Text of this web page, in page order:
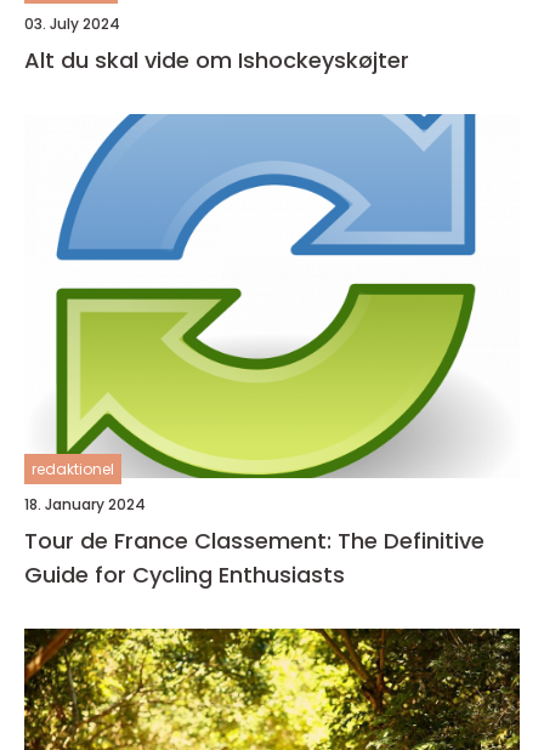
03. July 2024
Alt du skal vide om Ishockeyskøjter
redaktionel
18. January 2024
Tour de France Classement: The Definitive
Guide for Cycling Enthusiasts